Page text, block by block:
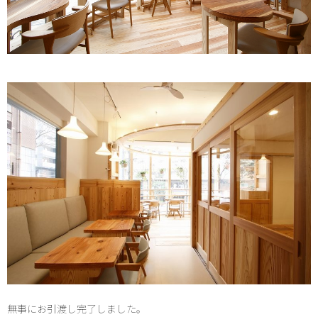
無事にお引渡し完了しました。